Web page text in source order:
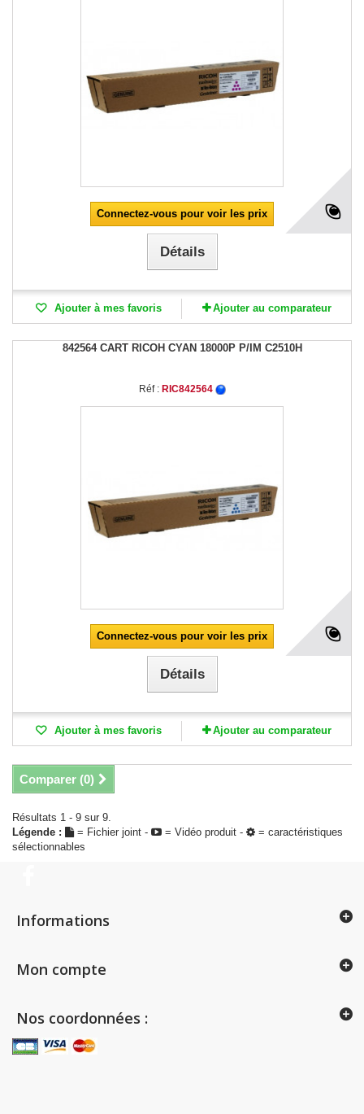
Connectez-vous pour voir les prix
Détails
Ajouter à mes favoris Ajouter au comparateur
842564 CART RICOH CYAN 18000P P/IM C2510H
Réf : RIC842564
Connectez-vous pour voir les prix
Détails
Ajouter à mes favoris Ajouter au comparateur
Comparer (0)
Résultats 1 - 9 sur 9.
Légende :
= Fichier joint - = Vidéo produit -
= caractéristiques
sélectionnables
Informations
Mon compte
Nos coordonnées :